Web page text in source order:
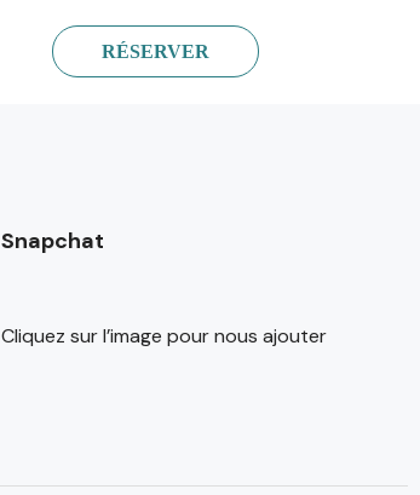
RÉSERVER
Snapchat
Cliquez sur l’image pour nous ajouter